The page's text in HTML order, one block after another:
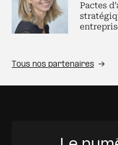
Pactes
Tous nos partenaires